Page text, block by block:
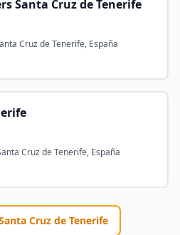
Santa Cruz de Tenerife
Cruz de Tenerife, España
Cruz de Tenerife, España
Cruz de Tenerife